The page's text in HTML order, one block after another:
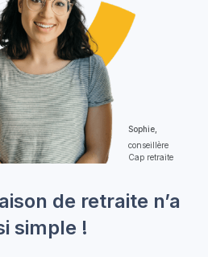
Sophie,
conseillère
Cap retraite
de retraite n’a
simple !